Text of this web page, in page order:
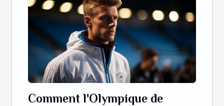
Comment l'Olympique de